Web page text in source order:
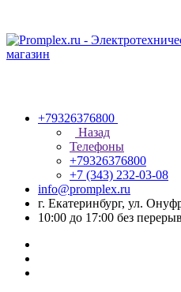
+79326376800
Назад
Телефоны
+79326376800
+7 (343) 232-03-08
info@promplex.ru
г. Екатеринбург, ул.
10:00 до 17:00 без